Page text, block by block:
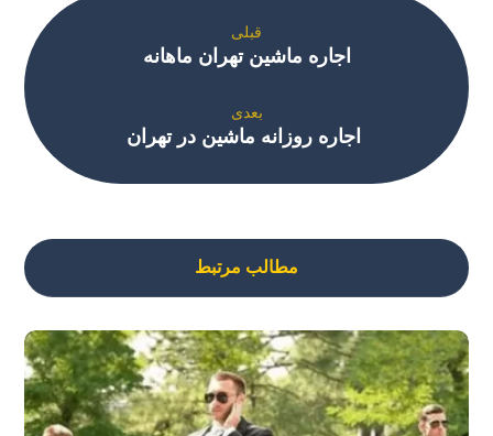
قبلی
اجاره ماشین تهران ماهانه
بعدی
اجاره روزانه ماشین در تهران
مطالب مرتبط